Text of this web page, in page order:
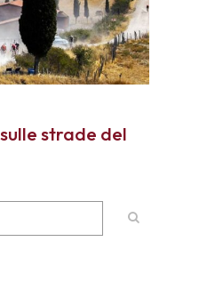
strade del